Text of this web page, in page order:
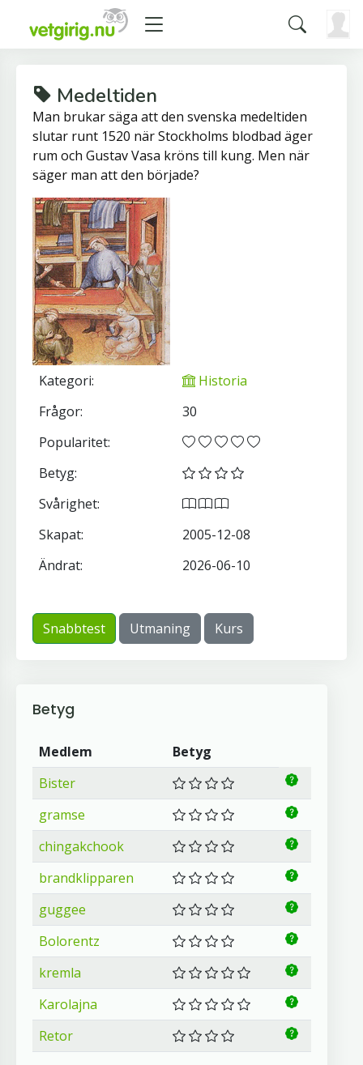
Medeltiden
Man brukar säga att den svenska medeltiden
slutar runt 1520 när Stockholms blodbad äger
rum och Gustav Vasa kröns till kung. Men när
säger man att den började?
Kategori:
Historia
Frågor:
30
Popularitet:
Betyg:
Svårighet:
Skapat:
2005-12-08
Ändrat:
2026-06-10
Snabbtest Utmaning Kurs
Betyg
Medlem
Betyg
Bister
gramse
chingakchook
brandklipparen
guggee
Bolorentz
kremla
Karolajna
Retor